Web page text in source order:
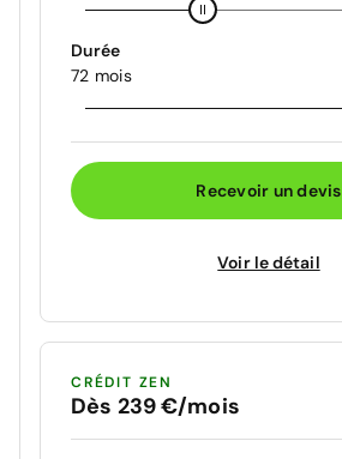
Durée
72 mois
Recevoir un devis
Voir le détail
CRÉDIT ZEN
Dès 239 €/mois